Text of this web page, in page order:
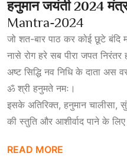
हनुमान जयंती 2024
Mantra-2024
जो शत-बार पाठ कर कोई छूटे बंदि
नासे रोग हरे सब पीरा जपत निरंतर
अष्ट सिद्धि नव निधि के दाता अस
ॐ श्री हनुमते नमः।
इसके अतिरिक्त, हनुमान चालीसा,
की स्तुति और आशीर्वाद पाने के
READ MORE